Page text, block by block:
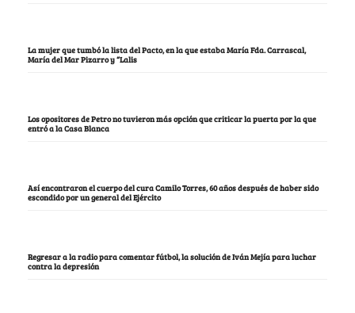
La mujer que tumbó la lista del Pacto, en la que estaba María Fda. Carrascal,
María del Mar Pizarro y “Lalis
Los opositores de Petro no tuvieron más opción que criticar la puerta por la que
entró a la Casa Blanca
Así encontraron el cuerpo del cura Camilo Torres, 60 años después de haber sido
escondido por un general del Ejército
Regresar a la radio para comentar fútbol, la solución de Iván Mejía para luchar
contra la depresión